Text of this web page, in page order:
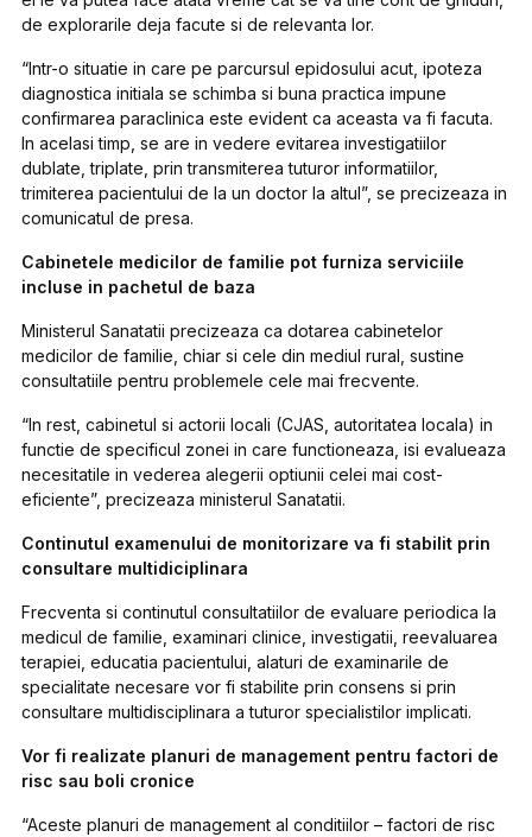
de explorarile deja facute si de relevanta lor.
“Intr-o situatie in care pe parcursul epidosului acut, ipoteza
diagnostica initiala se schimba si buna practica impune
confirmarea paraclinica este evident ca aceasta va fi facuta.
In acelasi timp, se are in vedere evitarea investigatiilor
dublate, triplate, prin transmiterea tuturor informatiilor,
trimiterea pacientului de la un doctor la altul”, se precizeaza in
comunicatul de presa.
Cabinetele medicilor de familie pot furniza serviciile
incluse in pachetul de baza
Ministerul Sanatatii precizeaza ca dotarea cabinetelor
medicilor de familie, chiar si cele din mediul rural, sustine
consultatiile pentru problemele cele mai frecvente.
“In rest, cabinetul si actorii locali (CJAS, autoritatea locala) in
functie de specificul zonei in care functioneaza, isi evalueaza
necesitatile in vederea alegerii optiunii celei mai cost-
eficiente”, precizeaza ministerul Sanatatii.
Continutul examenului de monitorizare va fi stabilit prin
consultare multidiciplinara
Frecventa si continutul consultatiilor de evaluare periodica la
medicul de familie, examinari clinice, investigatii, reevaluarea
terapiei, educatia pacientului, alaturi de examinarile de
specialitate necesare vor fi stabilite prin consens si prin
consultare multidisciplinara a tuturor specialistilor implicati.
Vor fi realizate planuri de management pentru factori de
risc sau boli cronice
“Aceste planuri de management al conditiilor – factori de risc